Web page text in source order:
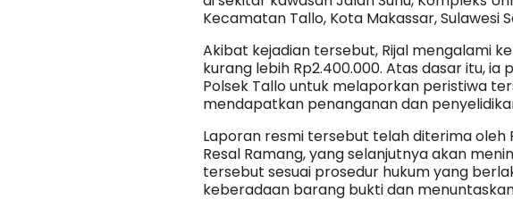
Kecamatan Tallo, Kota Makassar, Sulawesi
Akibat kejadian tersebut, Rijal mengalami
kurang lebih Rp2.400.000. Atas dasar itu,
Polsek Tallo untuk melaporkan peristiwa
mendapatkan penanganan dan
Laporan resmi tersebut telah diterima oleh
Resal Ramang, yang selanjutnya akan
tersebut sesuai prosedur hukum yang
keberadaan barang bukti dan menuntaskan